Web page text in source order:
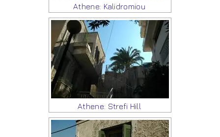
Athene: Kalidromiou
Athene: Strefi Hill